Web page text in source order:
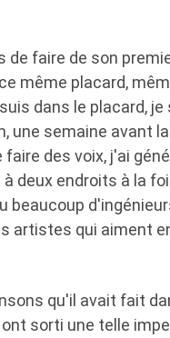
faire de son
même placard,
dans le placard,
une semaine avant
des voix, j'ai
deux endroits à la
beaucoup
artistes qui aiment
qu'il avait fait
sorti une telle